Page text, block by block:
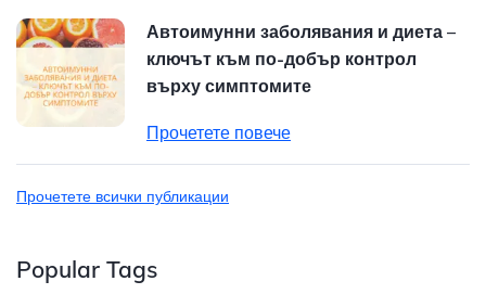
Автоимунни заболявания и диета –
ключът към по-добър контрол
върху симптомите
Прочетете повече
Прочетете всички публикации
Popular Tags